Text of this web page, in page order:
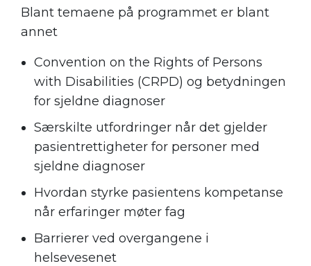
Blant temaene på programmet er blant
annet
Convention on the Rights of Persons
with Disabilities (CRPD) og betydningen
for sjeldne diagnoser
Særskilte utfordringer når det gjelder
pasientrettigheter for personer med
sjeldne diagnoser
Hvordan styrke pasientens kompetanse
når erfaringer møter fag
Barrierer ved overgangene i
helsevesenet